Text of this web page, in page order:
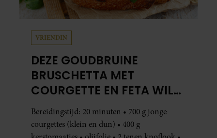
VRIENDIN
DEZE GOUDBRUINE
BRUSCHETTA MET
COURGETTE EN FETA WIL
JE METEEN MAKEN
Bereidingstijd: 20 minuten • 700 g jonge
courgettes (klein en dun) • 400 g